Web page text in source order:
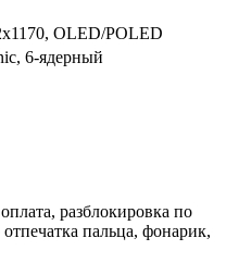
OLED/POLED
6-ядерный
разблокировка по
пальца, фонарик,